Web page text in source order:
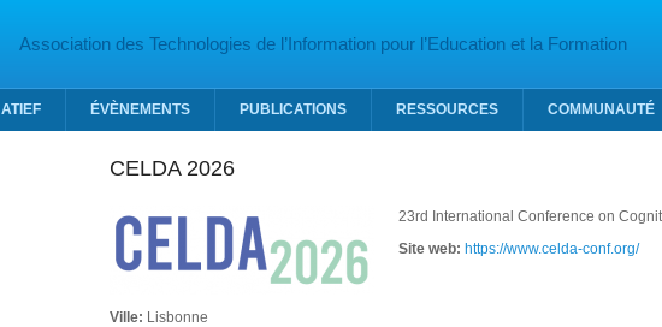
Association des Technologies de l’Information pour l’Education et la Formation
ATIEF ÉVÈNEMENTS PUBLICATIONS RESSOURCES COMMUNAUTÉ
CELDA 2026
23rd International Conference on
Site web: https://www.celda-conf.org/
Ville: Lisbonne